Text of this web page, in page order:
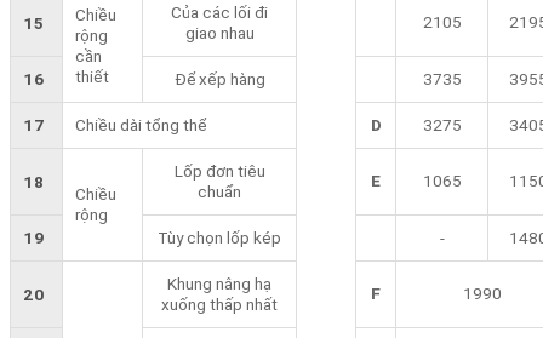
15
Chiều
rộng
cần
thiết
Của các lối đi
giao nhau
2105
16 Để xếp hàng 3735
17 Chiều dài tổng thể D 3275
18
Chiều
rộng
Lốp đơn tiêu
chuẩn
E 1065
19 Tùy chọn lốp kép -
20
Khung nâng hạ
xuống thấp nhất
F 1990